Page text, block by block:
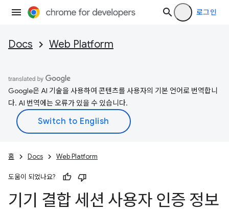
로그인
Docs Web Platform
Google은 AI 기술을 사용하여 콘텐츠를 사용자의 기본 언어로 번역합니
다. AI 번역에는 오류가 있을 수 있습니다.
홈 Docs Web Platform
도움이 되었나요?
기기 결합 세션 사용자 인증 정보